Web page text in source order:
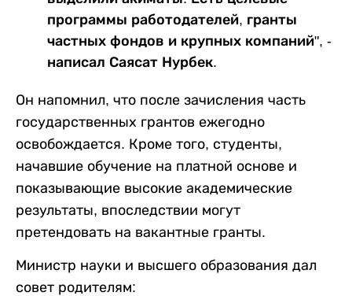
программы работодателей, гранты
частных фондов и крупных компаний", -
написал Саясат Нурбек.
Он напомнил, что после зачисления часть
государственных грантов ежегодно
освобождается. Кроме того, студенты,
начавшие обучение на платной основе и
показывающие высокие академические
результаты, впоследствии могут
претендовать на вакантные гранты.
Министр науки и высшего образования дал
совет родителям: